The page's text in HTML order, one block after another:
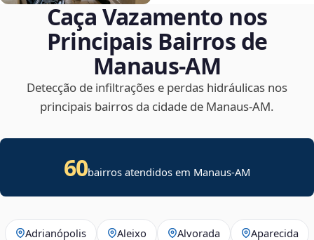
Caça Vazamento nos
Principais Bairros de
Manaus‑AM
Detecção de infiltrações e perdas hidráulicas nos
principais bairros da cidade de Manaus‑AM.
60bairros atendidos em Manaus-AM
Adrianópolis Aleixo Alvorada Aparecida